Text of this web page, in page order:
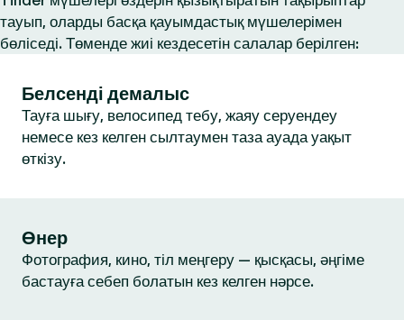
тауып, оларды басқа қауымдастық мүшелерімен
бөліседі. Төменде жиі кездесетін салалар берілген:
Белсенді демалыс
Тауға шығу, велосипед тебу, жаяу серуендеу
немесе кез келген сылтаумен таза ауада уақыт
өткізу.
Өнер
Фотография, кино, тіл меңгеру — қысқасы, әңгіме
бастауға себеп болатын кез келген нәрсе.